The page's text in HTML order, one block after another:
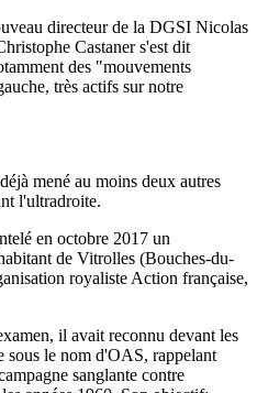
directeur de la DGSI Nicolas
Castaner s'est dit
des "mouvements
très actifs sur notre
mené au moins deux autres
l'ultradroite.
en octobre 2017 un
de Vitrolles (Bouches-du-
royaliste Action française,
il avait reconnu devant les
sous le nom d'OAS, rappelant
sanglante contre